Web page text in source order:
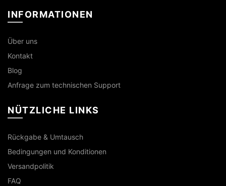
INFORMATIONEN
Über uns
Kontakt
Blog
Anfrage zum technischen Support
NÜTZLICHE LINKS
Rückgabe & Umtausch
Bedingungen und Konditionen
Versandpolitik
FAQ